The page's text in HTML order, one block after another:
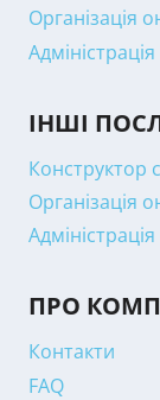
Організація
ІНШІ
Конструктор
Організація
ПРО
Контакти
FAQ